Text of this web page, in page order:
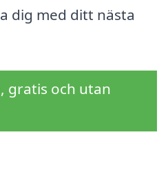
dig med ditt nästa
gratis och utan